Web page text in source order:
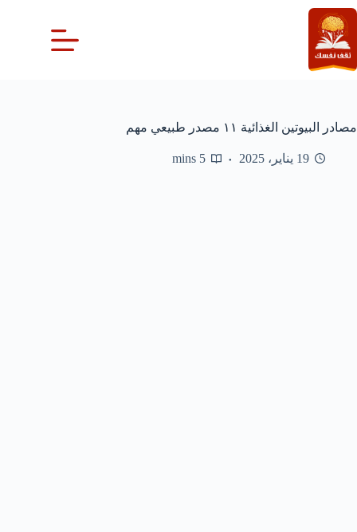
التجاوز
إلى
المحتوى
مصادر البيوتين الغذائية ١١ مصدر طبيعي مهم
19 يناير، 2025 5 mins